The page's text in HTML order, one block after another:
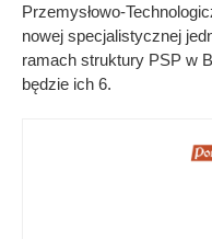
Przemysłowo-
nowej specjalistycznej
ramach struktury PSP w
będzie ich 6.